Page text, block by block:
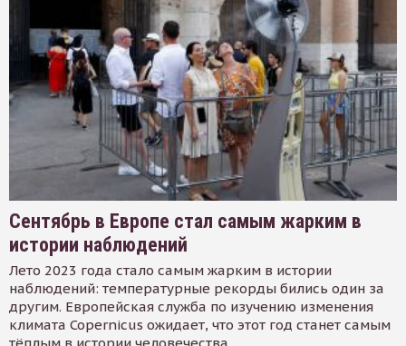
Сентябрь в Европе стал самым жарким в
истории наблюдений
Лето 2023 года стало самым жарким в истории
наблюдений: температурные рекорды бились один за
другим. Европейская служба по изучению изменения
климата Copernicus ожидает, что этот год станет самым